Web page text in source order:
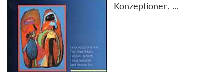
Konzeptionen, ...